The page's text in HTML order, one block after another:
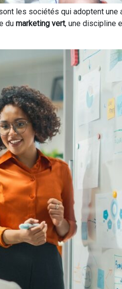
les sociétés qui adoptent
du marketing vert, une discipline